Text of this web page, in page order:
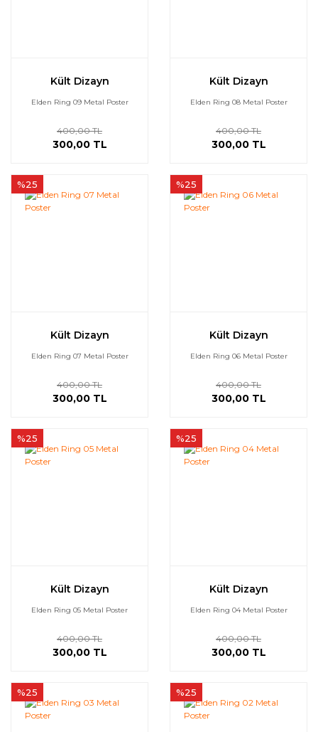
Kült Dizayn
Elden Ring 09 Metal Poster
400,00 TL
300,00 TL
Kült Dizayn
Elden Ring 08 Metal Poster
400,00 TL
300,00 TL
%25
Kült Dizayn
Elden Ring 07 Metal Poster
400,00 TL
300,00 TL
%25
Kült Dizayn
Elden Ring 06 Metal Poster
400,00 TL
300,00 TL
%25
Kült Dizayn
Elden Ring 05 Metal Poster
400,00 TL
300,00 TL
%25
Kült Dizayn
Elden Ring 04 Metal Poster
400,00 TL
300,00 TL
%25 %25